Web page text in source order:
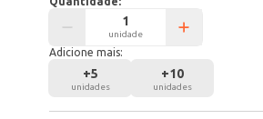
unidade
Adicione mais:
+5
unidades
+10
unidades